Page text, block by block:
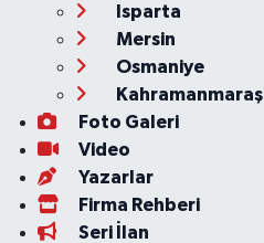
Isparta
Mersin
Osmaniye
Kahramanmaraş
Foto Galeri
Video
Yazarlar
Firma Rehberi
Seri İlan